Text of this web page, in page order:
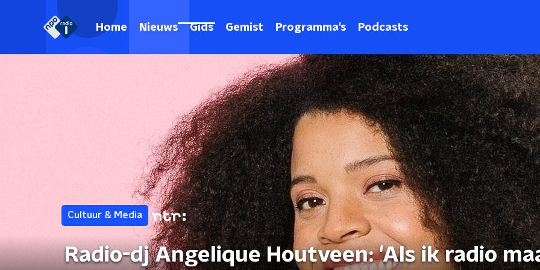
Home Nieuws Gids Gemist Programma's Podcasts
Cultuur & Media
Radio-dj Angelique Houtveen: 'Als ik radio